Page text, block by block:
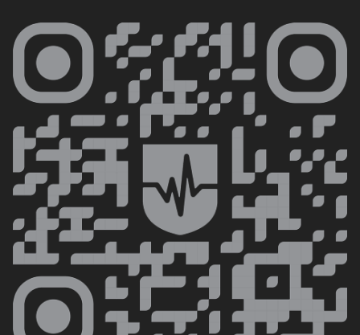
сервисное обслуживание. Благодаря своей
надежности и инновационным разработкам,
бренд Endomed становится все более
популярным как на российском рынке, так и
за его пределами.